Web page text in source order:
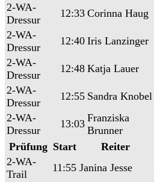
2-WA-
Dressur
12:33 Corinna Haug
2-WA-
Dressur
12:40 Iris Lanzinger
2-WA-
Dressur
12:48 Katja Lauer
2-WA-
Dressur
12:55 Sandra Knobel
2-WA-
Dressur
13:03 Franziska
Brunner
Prüfung Start Reiter
2-WA-
Trail
11:55 Janina Jesse